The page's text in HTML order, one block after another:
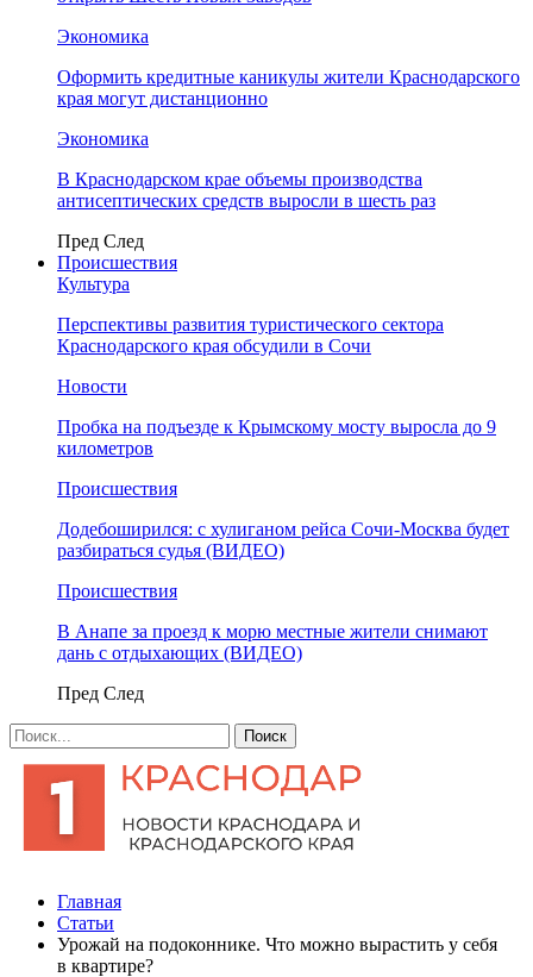
Экономика
Оформить кредитные каникулы жители Краснодарского
края могут дистанционно
Экономика
В Краснодарском крае объемы производства
антисептических средств выросли в шесть раз
Пред След
Происшествия
Культура
Перспективы развития туристического сектора
Краснодарского края обсудили в Сочи
Новости
Пробка на подъезде к Крымскому мосту выросла до 9
километров
Происшествия
Додебоширился: с хулиганом рейса Сочи-Москва будет
разбираться судья (ВИДЕО)
Происшествия
В Анапе за проезд к морю местные жители снимают
дань с отдыхающих (ВИДЕО)
Пред След
Главная
Статьи
Урожай на подоконнике. Что можно вырастить у себя
в квартире?